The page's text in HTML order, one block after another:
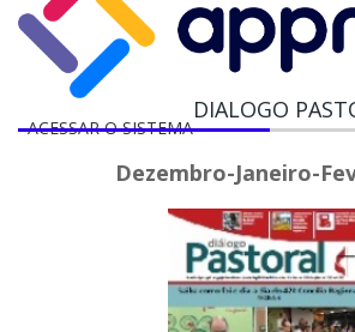
ACESSAR O SISTEMA
DIALOGO
Dezembro-Janeiro-